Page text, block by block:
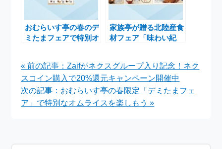
おむらいす亭の春のデ
ミたまフェアで特別オ
家族亭が贈る北陸産食
材フェア「味わい紀
券プレゼント
« 前の記事：Zaifがネクスグループ入り記念！ネク
スコイン購入で20%還元キャンペーン開催中
次の記事：おむらいす亭の春限定「デミたまフェ
ア」で特別なオムライスを楽しもう »